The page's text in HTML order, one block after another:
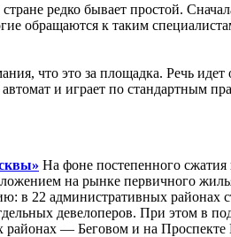
редко бывает простой.
обращаются к таким
что это за площадка. Речь идет
и играет по стандартным
На фоне постепенного
на рынке первичного
в 22 административных районах
девелоперов. При этом в
районах — Беговом и на Проспекте